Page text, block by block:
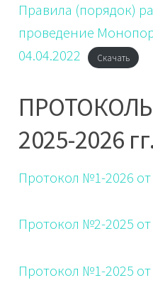
Правила (порядок)
проведение
04.04.2022
Скачать
ПРОТОКОЛЫ
2025-2026
Протокол №1-2026 от
Протокол №2-2025 от
Протокол №1-2025 от